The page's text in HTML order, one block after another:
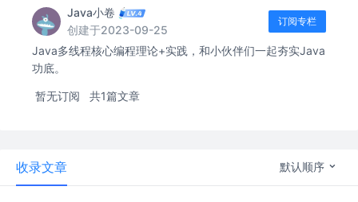
Java小卷
创建于2023-09-25
订阅专栏
Java多线程核心编程理论+实践，和小伙伴们一起夯实Java
功底。
暂无订阅 共1篇文章
收录文章 默认顺序